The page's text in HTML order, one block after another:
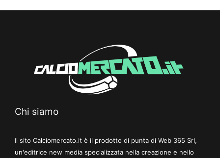
Chi siamo
Il sito Calciomercato.it è il prodotto di punta di Web 365 Srl,
un'editrice new media specializzata nella creazione e nello